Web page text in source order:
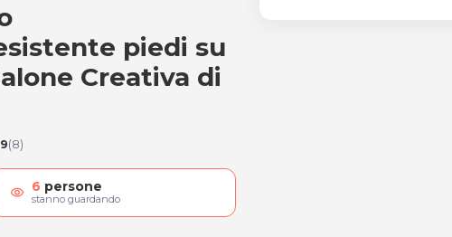
semipermanente piedi
piedi su
Creativa di
(8)
visibility 6 persone
stanno guardando